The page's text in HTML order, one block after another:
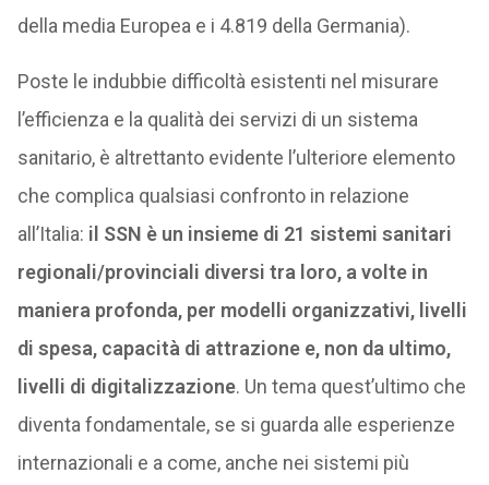
della media Europea e i 4.819 della Germania).
Poste le indubbie difficoltà esistenti nel misurare
l’efficienza e la qualità dei servizi di un sistema
sanitario, è altrettanto evidente l’ulteriore elemento
che complica qualsiasi confronto in relazione
all’Italia: il SSN è un insieme di 21 sistemi sanitari
regionali/provinciali diversi tra loro, a volte in
maniera profonda, per modelli organizzativi, livelli
di spesa, capacità di attrazione e, non da ultimo,
livelli di digitalizzazione. Un tema quest’ultimo che
diventa fondamentale, se si guarda alle esperienze
internazionali e a come, anche nei sistemi più